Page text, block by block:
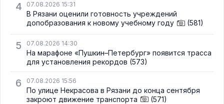
4 07.08.2026 15:31
В Рязани оценили готовность учреждений
допобразования к новому учебному году
(581)
5 07.08.2026 14:30
На марафоне «Пушкин–Петербург» появится трасса
для установления рекордов (573)
6 07.08.2026 15:56
По улице Некрасова в Рязани до конца сентября
закроют движение транспорта
(571)